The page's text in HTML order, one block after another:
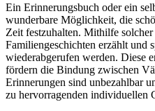
Ein Erinnerungsbuch oder ein
wunderbare Möglichkeit, die
Zeit festzuhalten. Mithilfe solcher
Familiengeschichten erzählt und
wiederabgerufen werden. Diese
fördern die Bindung zwischen
Erinnerungen sind unbezahlbar
zu hervorragenden individuellen